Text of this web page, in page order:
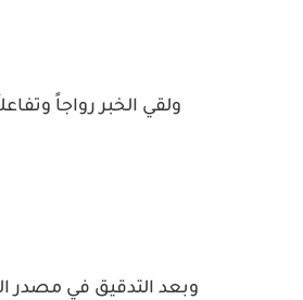
ولقي الخبر رواجاً